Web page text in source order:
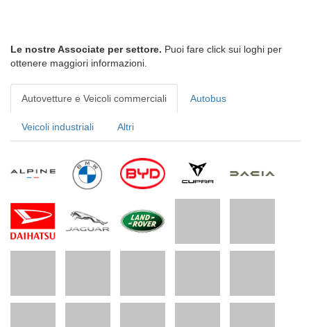
Le nostre Associate per settore. Puoi fare click sui loghi per
ottenere maggiori informazioni.
Autovetture e Veicoli commerciali Autobus
Veicoli industriali Altri